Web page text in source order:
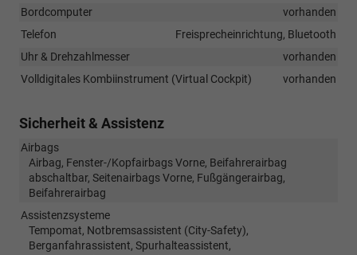
Bordcomputer
vorhanden
Telefon
Freisprecheinrichtung, Bluetooth
Uhr & Drehzahlmesser
vorhanden
Volldigitales Kombiinstrument (Virtual Cockpit)
vorhanden
Sicherheit & Assistenz
Airbags
Airbag, Fenster-/Kopfairbags Vorne, Beifahrerairbag
abschaltbar, Seitenairbags Vorne, Fußgängerairbag,
Beifahrerairbag
Assistenzsysteme
Tempomat, Notbremsassistent (City-Safety),
Berganfahrassistent, Spurhalteassistent,